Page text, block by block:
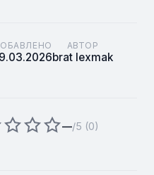
АВТОР
brat lexmak
—/5 (0)